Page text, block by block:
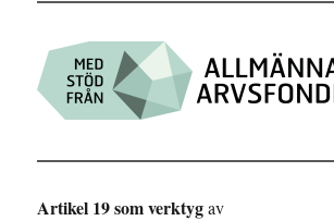
Artikel 19 som verktygav